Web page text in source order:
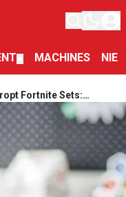
MACHINES
Fortnite Sets:
Met Een Beetje Chaos